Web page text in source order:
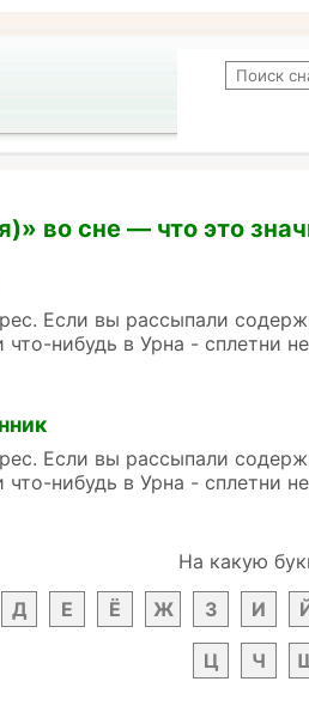
во сне — что это
Если вы рассыпали
что-нибудь в Урна - сплетни
Если вы рассыпали
что-нибудь в Урна - сплетни
На какую
Д Е Ё Ж З И
Ц Ч